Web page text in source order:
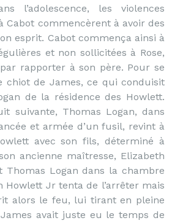
l’adolescence, les violences
Cabot commencèrent à avoir des
esprit. Cabot commença ainsi à
et non sollicitées à Rose,
rapporter à son père. Pour se
chiot de James, ce qui conduisit
de la résidence des Howlett.
suivante, Thomas Logan, dans
et armée d’un fusil, revint à
avec son fils, déterminé à
ancienne maîtresse, Elizabeth
Thomas Logan dans la chambre
Howlett Jr tenta de l’arrêter mais
alors le feu, lui tirant en pleine
avait juste eu le temps de